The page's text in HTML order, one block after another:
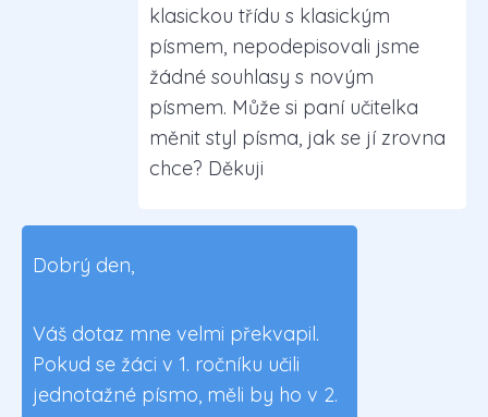
klasickou třídu s klasickým
písmem, nepodepisovali jsme
žádné souhlasy s novým
písmem. Může si paní učitelka
měnit styl písma, jak se jí zrovna
chce? Děkuji
Dobrý den,
Váš dotaz mne velmi překvapil.
Pokud se žáci v 1. ročníku učili
jednotažné písmo, měli by ho v 2.